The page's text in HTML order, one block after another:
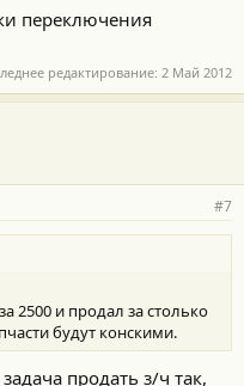
переключения
редактирование: 2 Май 2012
#7
2500 и продал за столько
будут конскими.
продать з/ч так,